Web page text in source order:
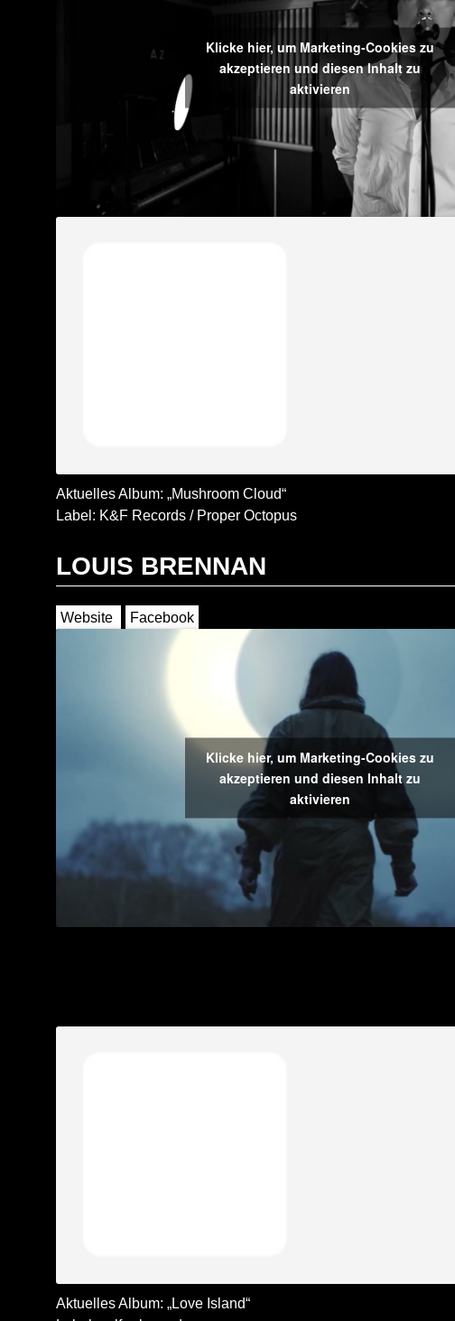
Klicke hier, um Marketing-Cookies zu
akzeptieren und diesen Inhalt zu
aktivieren
Aktuelles Album: „Mushroom Cloud“
Label: K&F Records / Proper Octopus
LOUIS BRENNAN
Website Facebook
Klicke hier, um Marketing-Cookies zu
akzeptieren und diesen Inhalt zu
aktivieren
Aktuelles Album: „Love Island“